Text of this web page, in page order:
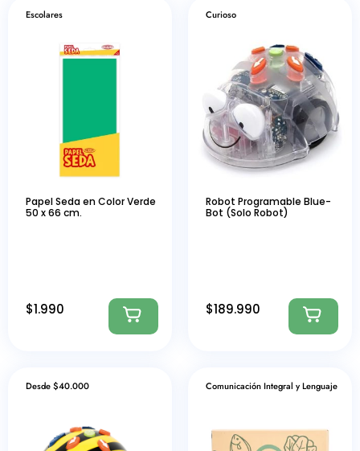
Escolares
Papel Seda en Color Verde
50 x 66 cm.
$1.990
Curioso
Robot Programable Blue-
Bot (Solo Robot)
$189.990
Desde $40.000 Comunicación Integral y Lenguaje